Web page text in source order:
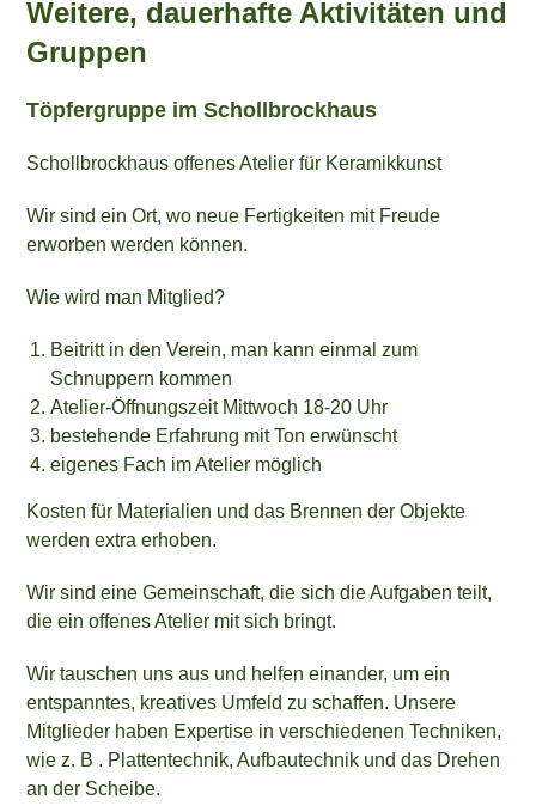
Weitere, dauerhafte Aktivitäten und
Gruppen
Töpfergruppe im Schollbrockhaus
Schollbrockhaus offenes Atelier für Keramikkunst
Wir sind ein Ort, wo neue Fertigkeiten mit Freude
erworben werden können.
Wie wird man Mitglied?
Beitritt in den Verein, man kann einmal zum
Schnuppern kommen
Atelier-Öffnungszeit Mittwoch 18-20 Uhr
bestehende Erfahrung mit Ton erwünscht
eigenes Fach im Atelier möglich
Kosten für Materialien und das Brennen der Objekte
werden extra erhoben.
Wir sind eine Gemeinschaft, die sich die Aufgaben teilt,
die ein offenes Atelier mit sich bringt.
Wir tauschen uns aus und helfen einander, um ein
entspanntes, kreatives Umfeld zu schaffen. Unsere
Mitglieder haben Expertise in verschiedenen Techniken,
wie z. B . Plattentechnik, Aufbautechnik und das Drehen
an der Scheibe.